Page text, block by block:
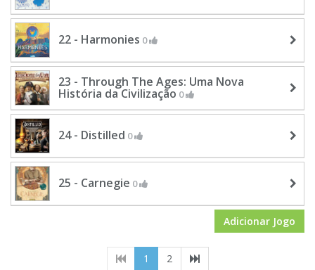
22 - Harmonies 0
23 - Through The Ages: Uma Nova
História da Civilização 0
24 - Distilled 0
25 - Carnegie 0
Adicionar Jogo
1 (current)
2